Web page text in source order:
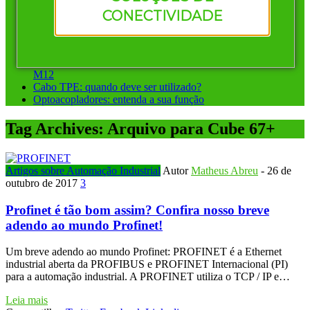
CONECTIVIDADE
Vantagens de investir em conectores pré-montados da
Instalação ponto a ponto ou sistemas de barramento: qual
M12
Cabo TPE: quando deve ser utilizado?
Optoacopladores: entenda a sua função
Tag Archives: Arquivo para Cube 67+
Artigos sobre Automação Industrial AutorMatheus Abreu - 26 de
outubro de 2017 3
Profinet é tão bom assim? Confira nosso breve
adendo ao mundo Profinet!
Um breve adendo ao mundo Profinet: PROFINET é a Ethernet
industrial aberta da PROFIBUS e PROFINET Internacional (PI)
para a automação industrial. A PROFINET utiliza o TCP / IP e…
Leia mais